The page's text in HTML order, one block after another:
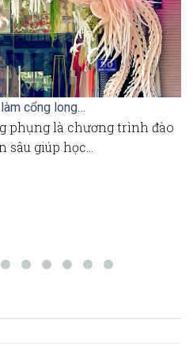
cổng long…
phụng là chương trình đào
sâu giúp học…